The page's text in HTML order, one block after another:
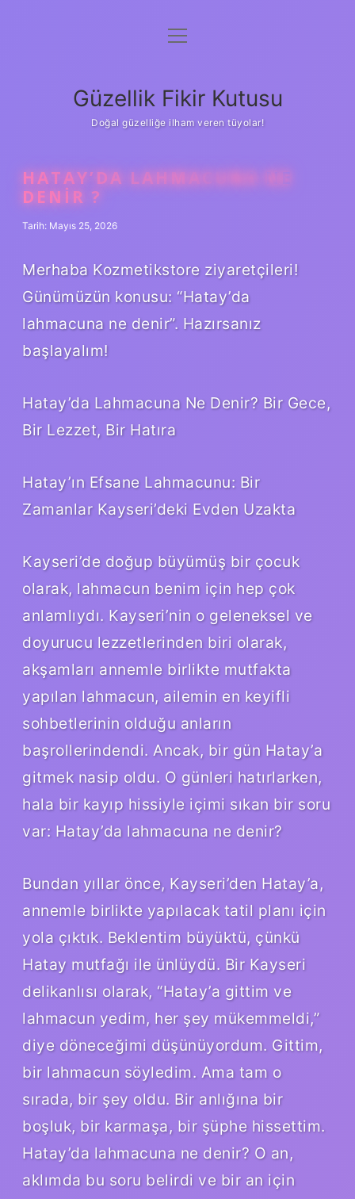
Anasayfa
Yasal Uyarı
menüyü
Güzellik Fikir Kutusu
Doğal güzelliğe ilham veren tüyolar!
HATAY’DA LAHMACUNA NE
DENIR ?
Tarih: Mayıs 25, 2026
Merhaba Kozmetikstore ziyaretçileri!
Günümüzün konusu: “Hatay’da
lahmacuna ne denir”. Hazırsanız
başlayalım!
Hatay’da Lahmacuna Ne Denir? Bir Gece,
Bir Lezzet, Bir Hatıra
Hatay’ın Efsane Lahmacunu: Bir
Zamanlar Kayseri’deki Evden Uzakta
Kayseri’de doğup büyümüş bir çocuk
olarak, lahmacun benim için hep çok
anlamlıydı. Kayseri’nin o geleneksel ve
doyurucu lezzetlerinden biri olarak,
akşamları annemle birlikte mutfakta
yapılan lahmacun, ailemin en keyifli
sohbetlerinin olduğu anların
başrollerindendi. Ancak, bir gün Hatay’a
gitmek nasip oldu. O günleri hatırlarken,
hala bir kayıp hissiyle içimi sıkan bir soru
var: Hatay’da lahmacuna ne denir?
Bundan yıllar önce, Kayseri’den Hatay’a,
annemle birlikte yapılacak tatil planı için
yola çıktık. Beklentim büyüktü, çünkü
Hatay mutfağı ile ünlüydü. Bir Kayseri
delikanlısı olarak, “Hatay’a gittim ve
lahmacun yedim, her şey mükemmeldi,”
diye döneceğimi düşünüyordum. Gittim,
bir lahmacun söyledim. Ama tam o
sırada, bir şey oldu. Bir anlığına bir
boşluk, bir karmaşa, bir şüphe hissettim.
Hatay’da lahmacuna ne denir? O an,
aklımda bu soru belirdi ve bir an için